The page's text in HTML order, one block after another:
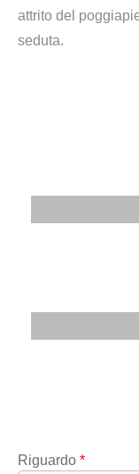
attrito del
seduta.
Riguardo *